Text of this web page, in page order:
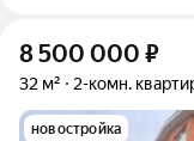
8 500 000 ₽
32 м² 2-комн.
новостройка